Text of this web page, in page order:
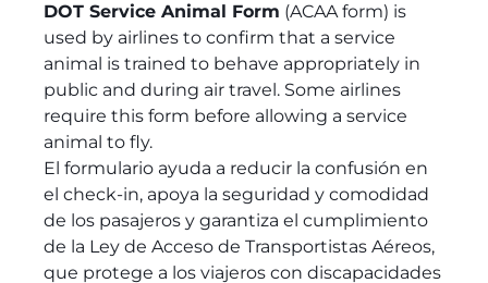
DOT Service Animal Form (ACAA form) is
used by airlines to confirm that a service
animal is trained to behave appropriately in
public and during air travel. Some airlines
require this form before allowing a service
animal to fly.
El formulario ayuda a reducir la confusión en
el check-in, apoya la seguridad y comodidad
de los pasajeros y garantiza el cumplimiento
de la Ley de Acceso de Transportistas Aéreos,
que protege a los viajeros con discapacidades